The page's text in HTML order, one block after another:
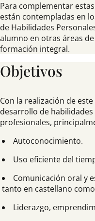
Para complementar
están contempladas en
de Habilidades
alumno en otras áreas
formación integral.
Objetivos
Con la realización de
desarrollo de
profesionales,
Autoconocimiento.
Uso eficiente del
Comunicación oral y
tanto en castellano
Liderazgo,